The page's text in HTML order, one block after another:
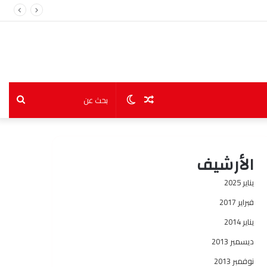
بحث
الوضعمقال
الأرشيف
يناير 2025
فبراير 2017
يناير 2014
ديسمبر 2013
نوفمبر 2013